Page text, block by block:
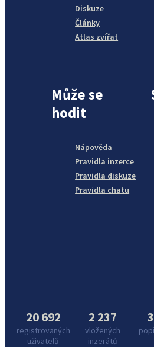
Diskuze
Články
Atlas zvířat
Může se
hodit
Nápověda
Pravidla inzerce
Pravidla diskuze
Pravidla chatu
20 692
registrovaných
uživatelů
2 237
vložených
inzerátů